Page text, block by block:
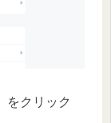
をクリック